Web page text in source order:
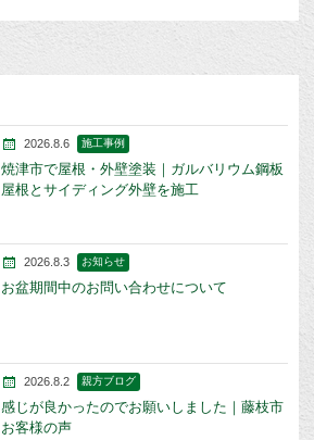
2026.8.6 施工事例
焼津市で屋根・外壁塗装｜ガルバリウム鋼板
屋根とサイディング外壁を施工
2026.8.3 お知らせ
お盆期間中のお問い合わせについて
2026.8.2 親方ブログ
感じが良かったのでお願いしました｜藤枝市
お客様の声